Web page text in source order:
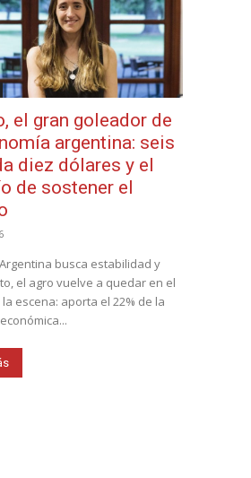
el gran goleador de
argentina: seis
diez dólares y el
de sostener el
busca estabilidad y
el agro vuelve a quedar en el
escena: aporta el 22% de la